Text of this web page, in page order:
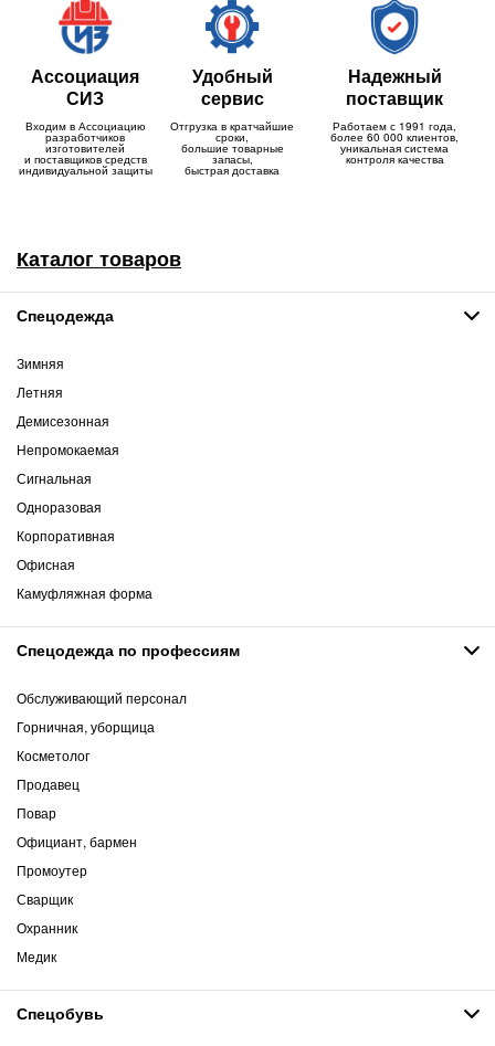
Ассоциация
СИЗ
Входим в Ассоциацию
разработчиков
изготовителей
и поставщиков средств
индивидуальной защиты
Удобный
сервис
Отгрузка в кратчайшие
сроки,
большие товарные
запасы,
быстрая доставка
Надежный
поставщик
Работаем с 1991 года,
более 60 000 клиентов,
уникальная система
контроля качества
Каталог товаров
Спецодежда
Зимняя
Летняя
Демисезонная
Непромокаемая
Сигнальная
Одноразовая
Корпоративная
Офисная
Камуфляжная форма
Спецодежда по профессиям
Обслуживающий персонал
Горничная, уборщица
Косметолог
Продавец
Повар
Официант, бармен
Промоутер
Сварщик
Охранник
Медик
Спецобувь